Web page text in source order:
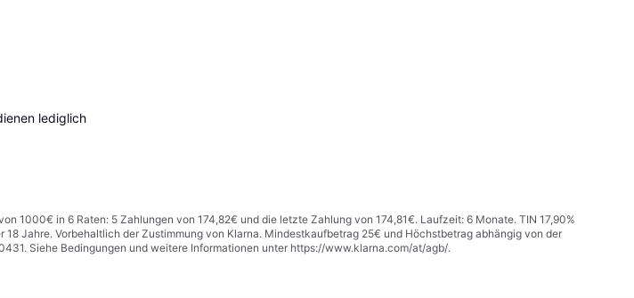
lediglich
1000€ in 6 Raten: 5 Zahlungen von 174,82€ und die letzte Zahlung von 174,81€. Laufzeit: 6 Monate. TIN 17,90%
Jahre. Vorbehaltlich der Zustimmung von Klarna. Mindestkaufbetrag 25€ und Höchstbetrag abhängig von der
Siehe Bedingungen und weitere Informationen unter https://www.klarna.com/at/agb/.